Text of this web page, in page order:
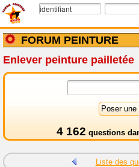
FORUM PEINTURE
Enlever peinture pailletée
4 162 questions
Liste des